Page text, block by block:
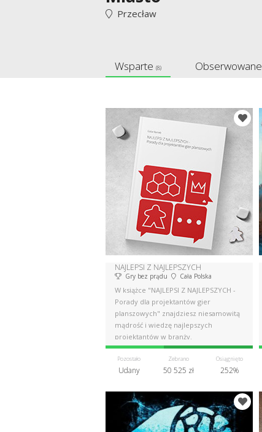
Przecław
Wsparte (8) Obserwowane
NAJLEPSI Z NAJLEPSZYCH
Gry bez prądu Cała Polska
W książce "NAJLEPSI Z NAJLEPSZYCH -
Porady dla projektantów gier
planszowych" znajdziesz niesamowitą
mądrość i wiedzę najlepszych
projektantów w branży.
Pozostało
Udany
Zebrano
50 525 zł
Osiągnięto
252%